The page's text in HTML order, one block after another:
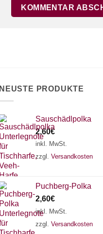
NEUSTE PRODUKTE
Sauschädlpolka
2,60€
inkl. MwSt.
zzgl. Versandkosten
Puchberg-Polka
2,60€
inkl. MwSt.
zzgl. Versandkosten